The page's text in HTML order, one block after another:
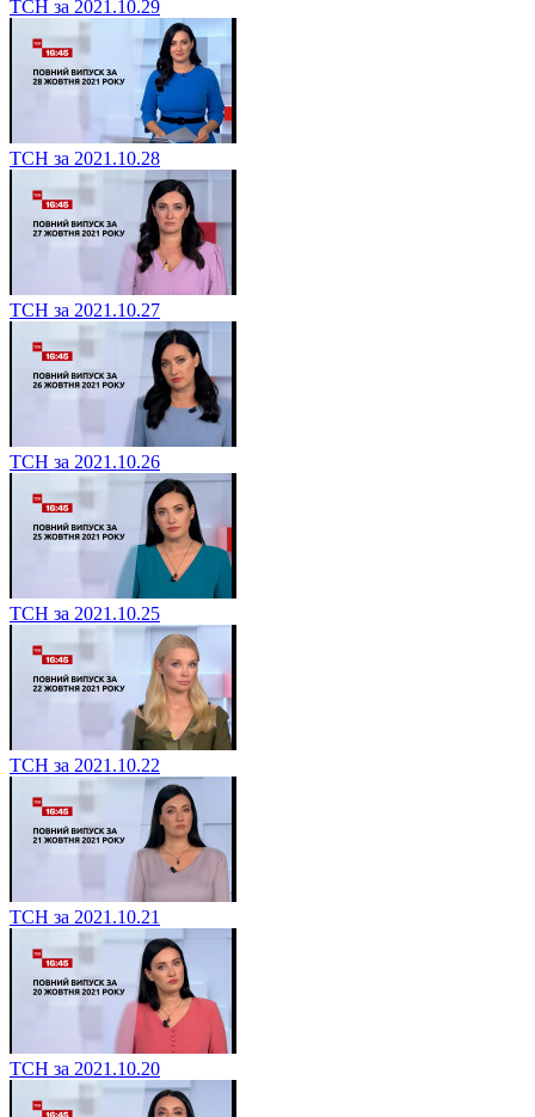
ТСН за 2021.10.29
ТСН за 2021.10.28
ТСН за 2021.10.27
ТСН за 2021.10.26
ТСН за 2021.10.25
ТСН за 2021.10.22
ТСН за 2021.10.21
ТСН за 2021.10.20